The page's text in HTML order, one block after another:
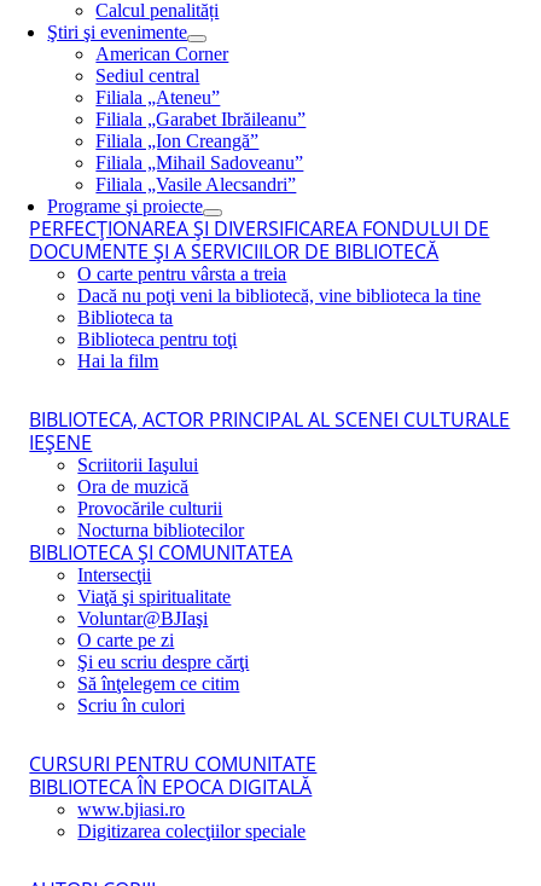
Calcul penalități
Ştiri şi evenimente
American Corner
Sediul central
Filiala „Ateneu”
Filiala „Garabet Ibrăileanu”
Filiala „Ion Creangă”
Filiala „Mihail Sadoveanu”
Filiala „Vasile Alecsandri”
Programe şi proiecte
PERFECŢIONAREA ŞI DIVERSIFICAREA FONDULUI DE
DOCUMENTE ŞI A SERVICIILOR DE BIBLIOTECĂ
O carte pentru vârsta a treia
Dacă nu poţi veni la bibliotecă, vine biblioteca la tine
Biblioteca ta
Biblioteca pentru toţi
Hai la film
BIBLIOTECA, ACTOR PRINCIPAL AL SCENEI CULTURALE
IEŞENE
Scriitorii Iaşului
Ora de muzică
Provocările culturii
Nocturna bibliotecilor
BIBLIOTECA ŞI COMUNITATEA
Intersecţii
Viaţă şi spiritualitate
Voluntar@BJIaşi
O carte pe zi
Şi eu scriu despre cărţi
Să înţelegem ce citim
Scriu în culori
CURSURI PENTRU COMUNITATE
BIBLIOTECA ÎN EPOCA DIGITALĂ
www.bjiasi.ro
Digitizarea colecţiilor speciale